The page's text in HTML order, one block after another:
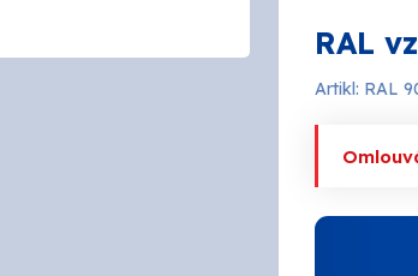
Laky
Silikonové
RAL
Artikl: RAL